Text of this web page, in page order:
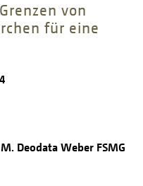
von
für eine
Deodata Weber FSMG